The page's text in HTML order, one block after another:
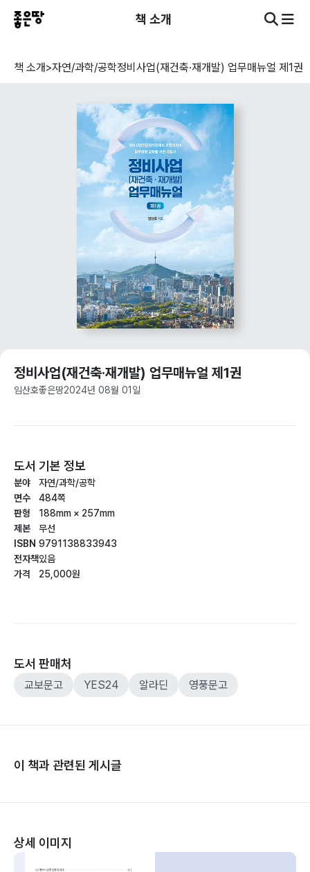
책 소개
책 소개>자연/과학/공학정비사업(재건축·재개발) 업무매뉴얼 제1권
정비사업(재건축·재개발) 업무매뉴얼 제1권
임산호좋은땅2024년 08월 01일
도서 기본 정보
분야
면수
판형
제본
ISBN
전자책
가격
자연/과학/공학
484쪽
188mm × 257mm
무선
9791138833943
있음
25,000원
도서 판매처
교보문고 YES24 알라딘 영풍문고
이 책과 관련된 게시글
상세 이미지